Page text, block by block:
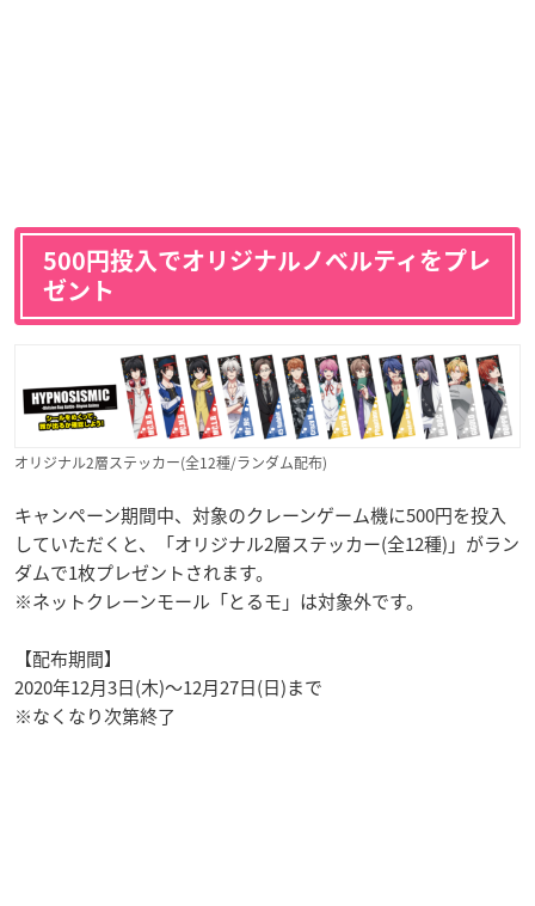
500円投入でオリジナルノベルティをプレ
ゼント
オリジナル2層ステッカー(全12種/ランダム配布)
キャンペーン期間中、対象のクレーンゲーム機に500円を投入
していただくと、「オリジナル2層ステッカー(全12種)」がラン
ダムで1枚プレゼントされます。
※ネットクレーンモール「とるモ」は対象外です。
【配布期間】
2020年12月3日(木)～12月27日(日)まで
※なくなり次第終了